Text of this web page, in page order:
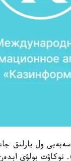
ول بارلىق
نوكاۋت بولۋى